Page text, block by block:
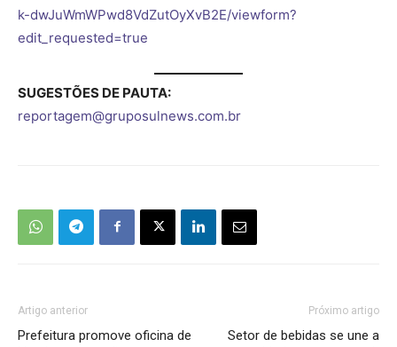
k-dwJuWmWPwd8VdZutOyXvB2E/viewform?
edit_requested=true
SUGESTÕES DE PAUTA:
reportagem@gruposulnews.com.br
Artigo anterior
Prefeitura promove oficina de
Próximo artigo
Setor de bebidas se une a